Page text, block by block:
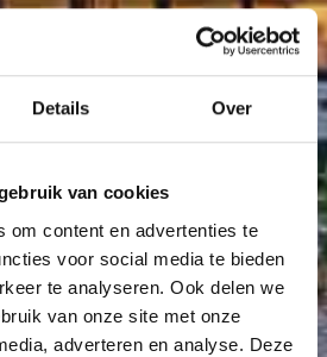
Details Over
van cookies
om content en advertenties te
voor social media te bieden
te analyseren. Ook delen we
van onze site met onze
adverteren en analyse. Deze